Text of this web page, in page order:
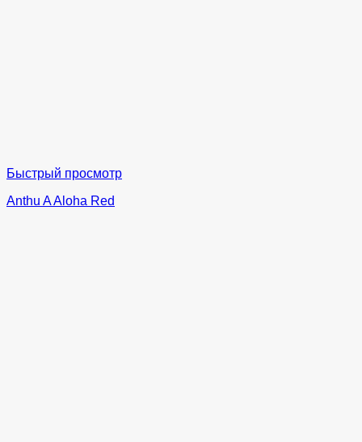
Быстрый просмотр
Anthu A Aloha Red